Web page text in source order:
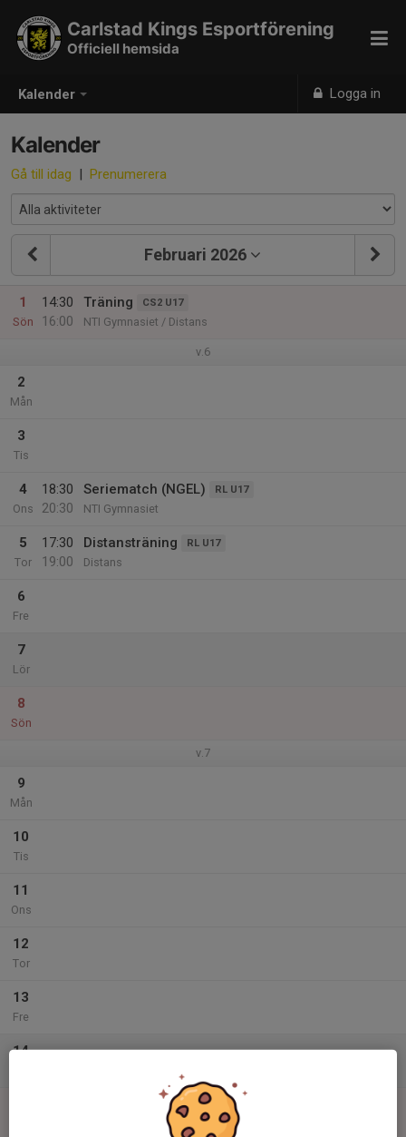
Kalender Logga in
Carlstad Kings Esportförening
Officiell hemsida
Kalender
Gå till idag | Prenumerera
Februari 2026
1
Sön
14:30
16:00
Träning CS2 U17
NTI Gymnasiet / Distans
v.6
2
Mån
3
Tis
4
Ons
18:30
20:30
Seriematch (NGEL) RL U17
NTI Gymnasiet
5
Tor
17:30
19:00
Distansträning RL U17
Distans
6
Fre
7
Lör
8
Sön
v.7
9
Mån
10
Tis
11
Ons
12
Tor
13
Fre
14
RL U17
NTI Gymnasiet / Distans